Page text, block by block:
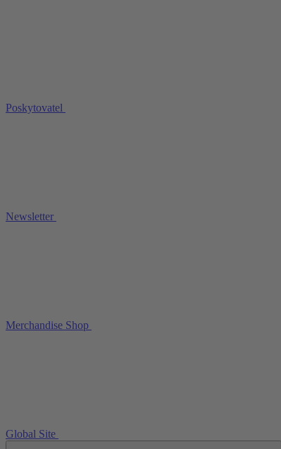
Poskytovatel
Newsletter
Merchandise Shop
Global Site